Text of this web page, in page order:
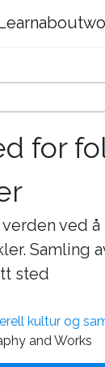
for
ved å
Samling
sted
kultur og
and Works